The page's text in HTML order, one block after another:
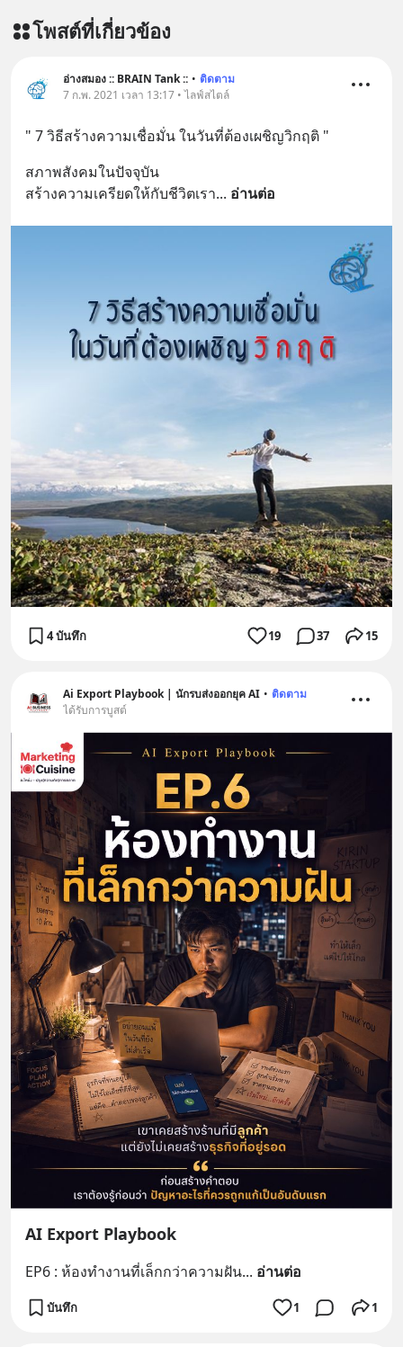
หลับมีประสิทธิภาพมากยิ่งขึ้น 📍 สนใจ
@diipgeek 🔗 หรือกดลิงก์
https://lin.ee/U91Fzyz
โพสต์ที่เกี่ยวข้อง
อ่างสมอง :: BRAIN Tank :: • ติดตาม
7 ก.พ. 2021 เวลา 13:17 • ไลฟ์สไตล์
" 7 วิธีสร้างความเชื่อมั่น ในวันที่ต้องเผชิญวิกฤติ "
สภาพสังคมในปัจจุบัน
สร้างความเครียดให้กับชีวิตเรา... อ่านต่อ
4 บันทึก 19 37 15
Ai Export Playbook | นักรบส่งออกยุค AI • ติดตาม
ได้รับการบูสต์
AI Export Playbook
EP6 : ห้องทำงานที่เล็กกว่าความฝัน... อ่านต่อ
บันทึก 1 1